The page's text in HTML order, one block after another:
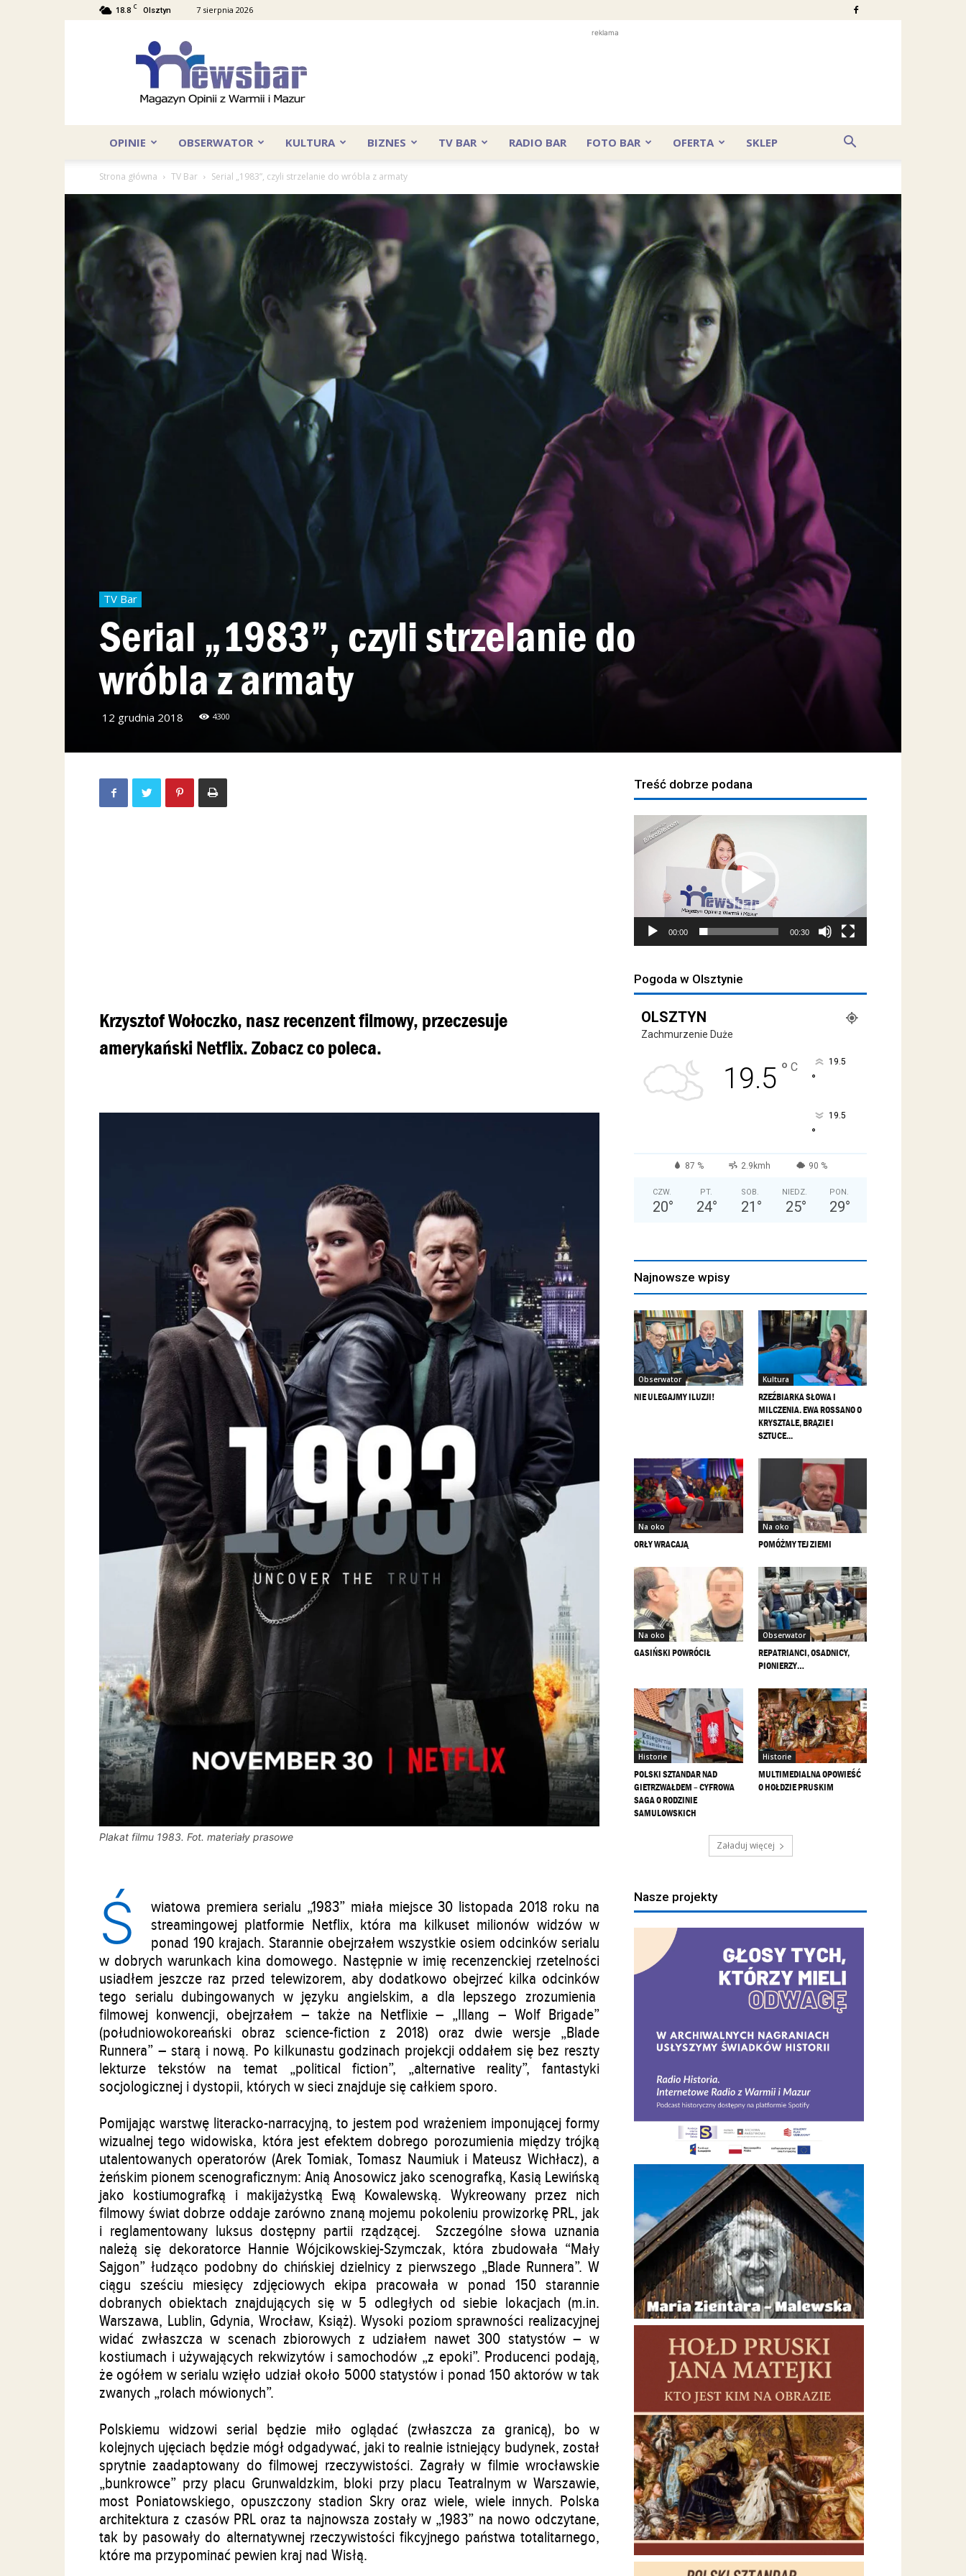
18.8 C Olsztyn 7 sierpnia 2026
reklama
OPINIE OBSERWATOR KULTURA BIZNES TV BAR RADIO BAR FOTO BAR OFERTA SKLEP
Strona główna TV Bar Serial „1983”, czyli strzelanie do wróbla z armaty
TV Bar
Serial „1983”, czyli strzelanie do
wróbla z armaty
12 grudnia 2018 4300
Krzysztof Wołoczko, nasz recenzent filmowy, przeczesuje
amerykański Netflix. Zobacz co poleca.
Plakat filmu 1983. Fot. materiały prasowe
Ś
wiatowa premiera serialu „1983” miała miejsce 30 listopada 2018 roku na
streamingowej platformie Netflix, która ma kilkuset milionów widzów w
ponad 190 krajach. Starannie obejrzałem wszystkie osiem odcinków serialu
w dobrych warunkach kina domowego. Następnie w imię recenzenckiej rzetelności
usiadłem jeszcze raz przed telewizorem, aby dodatkowo obejrzeć kilka odcinków
tego serialu dubingowanych w języku angielskim, a dla lepszego zrozumienia
filmowej konwencji, obejrzałem – także na Netflixie – „Illang – Wolf Brigade”
(południowokoreański obraz science-fiction z 2018) oraz dwie wersje „Blade
Runnera” – starą i nową. Po kilkunastu godzinach projekcji oddałem się bez reszty
lekturze tekstów na temat „political fiction”, „alternative reality”, fantastyki
socjologicznej i dystopii, których w sieci znajduje się całkiem sporo.
Pomijając warstwę literacko-narracyjną, to jestem pod wrażeniem imponującej formy
wizualnej tego widowiska, która jest efektem dobrego porozumienia między trójką
utalentowanych operatorów (Arek Tomiak, Tomasz Naumiuk i Mateusz Wichłacz), a
żeńskim pionem scenograficznym: Anią Anosowicz jako scenografką, Kasią Lewińską
jako kostiumografką i makijażystką Ewą Kowalewską. Wykreowany przez nich
filmowy świat dobrze oddaje zarówno znaną mojemu pokoleniu prowizorkę PRL, jak
i reglamentowany luksus dostępny partii rządzącej. Szczególne słowa uznania
należą się dekoratorce Hannie Wójcikowskiej-Szymczak, która zbudowała “Mały
Sajgon” łudząco podobny do chińskiej dzielnicy z pierwszego „Blade Runnera”. W
ciągu sześciu miesięcy zdjęciowych ekipa pracowała w ponad 150 starannie
dobranych obiektach znajdujących się w 5 odległych od siebie lokacjach (m.in.
Warszawa, Lublin, Gdynia, Wrocław, Książ). Wysoki poziom sprawności realizacyjnej
widać zwłaszcza w scenach zbiorowych z udziałem nawet 300 statystów – w
kostiumach i używających rekwizytów i samochodów „z epoki”. Producenci podają,
że ogółem w serialu wzięło udział około 5000 statystów i ponad 150 aktorów w tak
zwanych „rolach mówionych”.
Polskiemu widzowi serial będzie miło oglądać (zwłaszcza za granicą), bo w
kolejnych ujęciach będzie mógł odgadywać, jaki to realnie istniejący budynek, został
sprytnie zaadaptowany do filmowej rzeczywistości. Zagrały w filmie wrocławskie
„bunkrowce” przy placu Grunwaldzkim, bloki przy placu Teatralnym w Warszawie,
most Poniatowskiego, opuszczony stadion Skry oraz wiele, wiele innych. Polska
architektura z czasów PRL oraz ta najnowsza zostały w „1983” na nowo odczytane,
tak by pasowały do alternatywnej rzeczywistości fikcyjnego państwa totalitarnego,
które ma przypominać pewien kraj nad Wisłą.
Treść dobrze podana
Odtwarzacz
video
00:00 00:30
Pogoda w Olsztynie
OLSZTYN
Zachmurzenie Duże
19.5 ° C 19.5
°
19.5
°
87 % 2.9kmh 90 %
CZW.
20°
PT.
24°
SOB.
21 °
NIEDZ.
25°
PON.
29°
Najnowsze wpisy
Obserwator
NIE ULEGAJMY ILUZJI!
Kultura
RZEŹBIARKA SŁOWA I
MILCZENIA. EWA ROSSANO O
KRYSZTALE, BRĄZIE I
SZTUCE...
Na oko
ORŁY WRACAJĄ
Na oko
POMÓŻMY TEJ ZIEMI
Na oko
GASIŃSKI POWRÓCIŁ
Obserwator
REPATRIANCI, OSADNICY,
PIONIERZY…
Historie
POLSKI SZTANDAR NAD
GIETRZWAŁDEM – CYFROWA
SAGA O RODZINIE
SAMULOWSKICH
Historie
MULTIMEDIALNA OPOWIEŚĆ
O HOŁDZIE PRUSKIM
Załaduj więcej
Nasze projekty